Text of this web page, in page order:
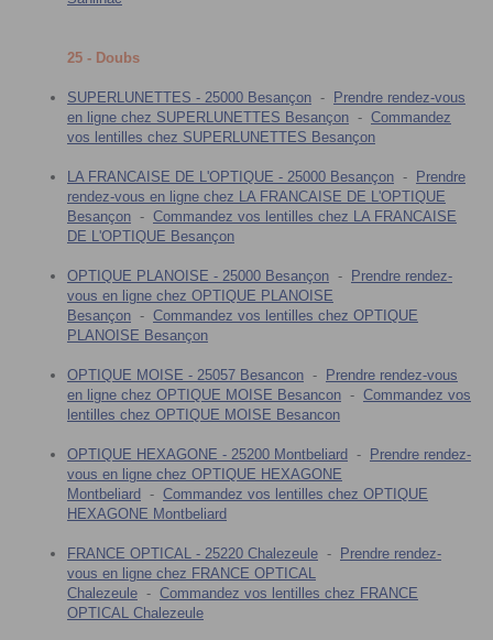
25 - Doubs
SUPERLUNETTES - 25000 Besançon -
Prendre rendez-vous
en ligne chez SUPERLUNETTES Besançon - Commandez
vos lentilles chez SUPERLUNETTES Besançon
LA FRANCAISE DE L'OPTIQUE - 25000 Besançon -
Prendre
rendez-vous en ligne chez LA FRANCAISE DE L'OPTIQUE
Besançon - Commandez vos lentilles chez LA FRANCAISE
DE L'OPTIQUE Besançon
OPTIQUE PLANOISE - 25000 Besançon -
Prendre rendez-
vous en ligne chez OPTIQUE PLANOISE
Besançon - Commandez vos lentilles chez OPTIQUE
PLANOISE Besançon
OPTIQUE MOISE - 25057 Besancon -
Prendre rendez-vous
en ligne chez OPTIQUE MOISE Besancon - Commandez vos
lentilles chez OPTIQUE MOISE Besancon
OPTIQUE HEXAGONE - 25200 Montbeliard -
Prendre rendez-
vous en ligne chez OPTIQUE HEXAGONE
Montbeliard - Commandez vos lentilles chez OPTIQUE
HEXAGONE Montbeliard
FRANCE OPTICAL - 25220 Chalezeule -
Prendre rendez-
vous en ligne chez FRANCE OPTICAL
Chalezeule - Commandez vos lentilles chez FRANCE
OPTICAL Chalezeule